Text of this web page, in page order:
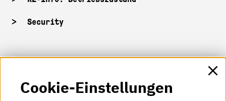
Security
HKA-Shop
HKA-Videos
Cookie-Einstellungen